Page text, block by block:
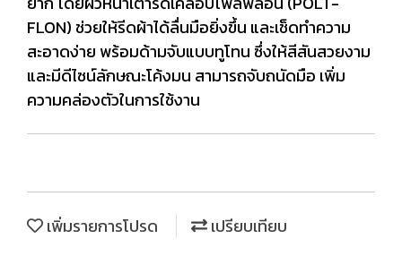
FLON) ช่วยให้รีดผ้าได้ลื่นมือยิ่งขึ้น และเช็ดทำความ
สะอาดง่าย พร้อมด้ามจับแบบทูโทน ซึ่งให้สีสันสวยงาม
และมีดีไซน์ลักษณะโค้งมน สามารถจับถนัดมือ เพิ่ม
ความคล่องตัวในการใช้งาน
เพิ่มรายการโปรด
เปรียบเทียบ